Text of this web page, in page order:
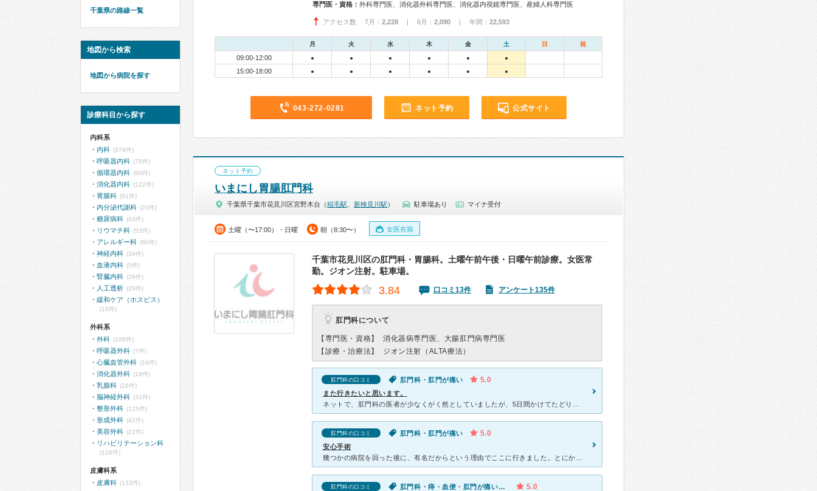
専門医・資格： 外科専門医、消化器外科専門医、消化器内視鏡専門医、産婦人科専門医
アクセス数 7月： 2,228 | 6月： 2,090 | 年間： 22,593
月 火 水 木 金 土 日 祝
09:00-12:00 ● ● ● ● ● ●
15:00-18:00 ● ● ● ● ● ●
043-272-0281 ネット予約 公式サイト
ネット予約
いまにし胃腸肛門科
千葉県千葉市花見川区宮野木台（稲毛駅 新検見川駅 ） 駐車場あり マイナ受付
土曜（〜17:00）・日曜 朝（8:30〜） 女医在籍
千葉市花見川区の肛門科・胃腸科。土曜午前午後・日曜午前診療。女医常
勤。ジオン注射。駐車場。
3.84 口コミ13件 アンケート135件
肛門科について
【専門医・資格】
消化器病専門医、大腸肛門病専門医
【診療・治療法】
ジオン注射（ALTA療法）
肛門科の口コミ 肛門科・肛門が痛い 5.0
また行きたいと思います。
肛門科の口コミ 肛門科・肛門が痛い 5.0
安心手術
肛門科の口コミ 肛門科・痔・血便・肛門が痛い・肛門から出血 5.0
千葉県の路線一覧
地図から検索
地図から病院を探す
診療科目から探す
内科系
内科 (378件)
呼吸器内科 (78件)
循環器内科 (90件)
消化器内科 (122件)
胃腸科 (51件)
内分泌代謝科 (20件)
糖尿病科 (43件)
リウマチ科 (53件)
アレルギー科 (80件)
神経内科 (34件)
血液内科 (5件)
腎臓内科 (26件)
人工透析 (20件)
緩和ケア（ホスピス）
(10件)
外科系
外科 (106件)
呼吸器外科 (7件)
心臓血管外科 (16件)
消化器外科 (18件)
乳腺科 (16件)
脳神経外科 (32件)
整形外科 (125件)
形成外科 (42件)
美容外科 (22件)
リハビリテーション科
(116件)
皮膚科系
皮膚科 (133件)